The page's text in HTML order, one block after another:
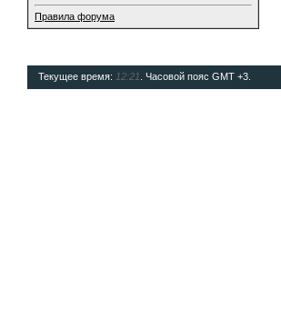
Правила форума
Текущее время: 12:21 . Часовой пояс GMT +3.